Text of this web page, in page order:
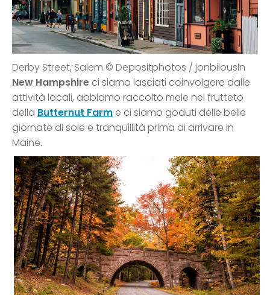
Derby Street, Salem © Depositphotos / jonbilousIn
New Hampshire ci siamo lasciati coinvolgere dalle
attività locali, abbiamo raccolto mele nel frutteto
della Butternut Farm e ci siamo goduti delle belle
giornate di sole e tranquillità prima di arrivare in
Maine.